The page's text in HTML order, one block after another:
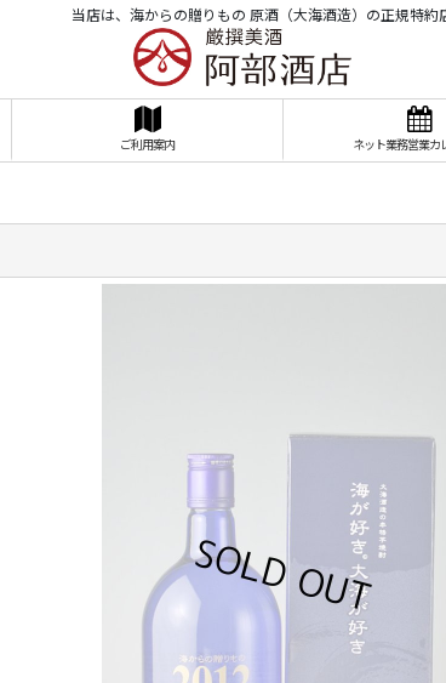
当店は、海からの贈りもの 原酒（大海酒造）の正規特約
ご利用案内 ネット業務営業カ